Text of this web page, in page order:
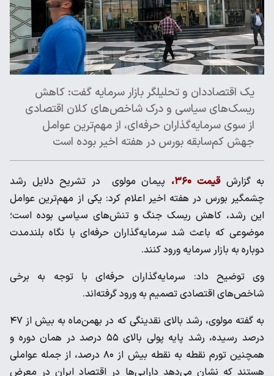
یک اقتصاددان و تحلیلگر بازار سرمایه گفت: کاهش
ریسک‌های سیاسی و درک شاخص‌های کلان اقتصادی
از سوی سرمایه‌گذاران حرفه‌ای، از مهم‌ترین عوامل
جهش کم‌سابقه بورس در هفته اخیر بوده است
به گزارش قیمت ۳۶۰،
پیمان مولوی در تشریح دلایل رشد
چشمگیر بورس در هفته اخیر اعلام کرد: یکی از مهم‌ترین عوامل
این رشد، کاهش ریسک جنگ و تنش‌های سیاسی بوده است؛
موضوعی که باعث شد سرمایه‌گذاران حرفه‌ای با نگاه بلندمدت
دوباره به بازار سرمایه ورود کنند.
وی توضیح داد: سرمایه‌گذاران حرفه‌ای با توجه به برخی
شاخص‌های اقتصادی تصمیم به ورود گرفته‌اند.
به گفته مولوی، رشد بالای نقدینگی که در بهمن‌ماه به بیش از ۴۷
درصد رسیده، رشد پایه پولی بالای ۵۵ درصد در همان دوره و
همچنین تورم نقطه به نقطه بیش از ۸۰ درصد، از جمله عواملی
هستند که نشان می‌دهد دارایی‌ها در اقتصاد ایران در معرض